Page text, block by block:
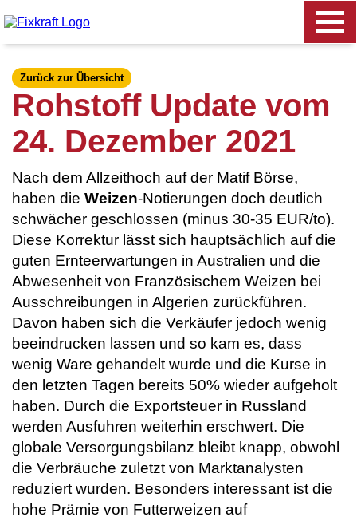
Zurück zur Übersicht
Rohstoff Update vom
24. Dezember 2021
Nach dem Allzeithoch auf der Matif Börse,
haben die Weizen-Notierungen doch deutlich
schwächer geschlossen (minus 30-35 EUR/to).
Diese Korrektur lässt sich hauptsächlich auf die
guten Ernteerwartungen in Australien und die
Abwesenheit von Französischem Weizen bei
Ausschreibungen in Algerien zurückführen.
Davon haben sich die Verkäufer jedoch wenig
beeindrucken lassen und so kam es, dass
wenig Ware gehandelt wurde und die Kurse in
den letzten Tagen bereits 50% wieder aufgeholt
haben. Durch die Exportsteuer in Russland
werden Ausfuhren weiterhin erschwert. Die
globale Versorgungsbilanz bleibt knapp, obwohl
die Verbräuche zuletzt von Marktanalysten
reduziert wurden. Besonders interessant ist die
hohe Prämie von Futterweizen auf